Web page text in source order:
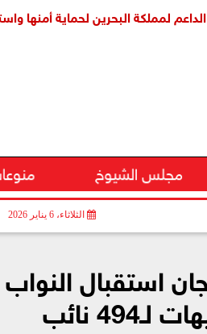
البحرين لحماية أمنها واستقرارها
مجلس الشيوخ
الثلاثاء، 6 يناير 2026
استقبال
نائب